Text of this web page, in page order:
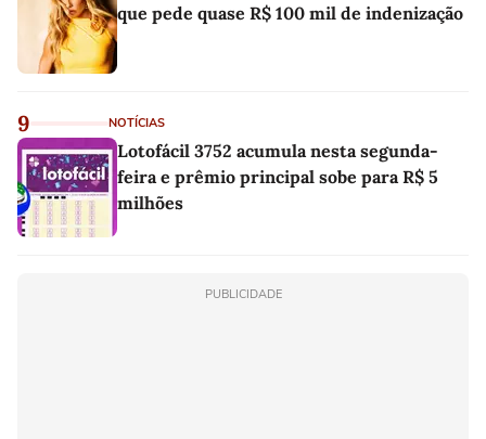
que pede quase R$ 100 mil de indenização
9 NOTÍCIAS
Lotofácil 3752 acumula nesta segunda-
feira e prêmio principal sobe para R$ 5
milhões
PUBLICIDADE